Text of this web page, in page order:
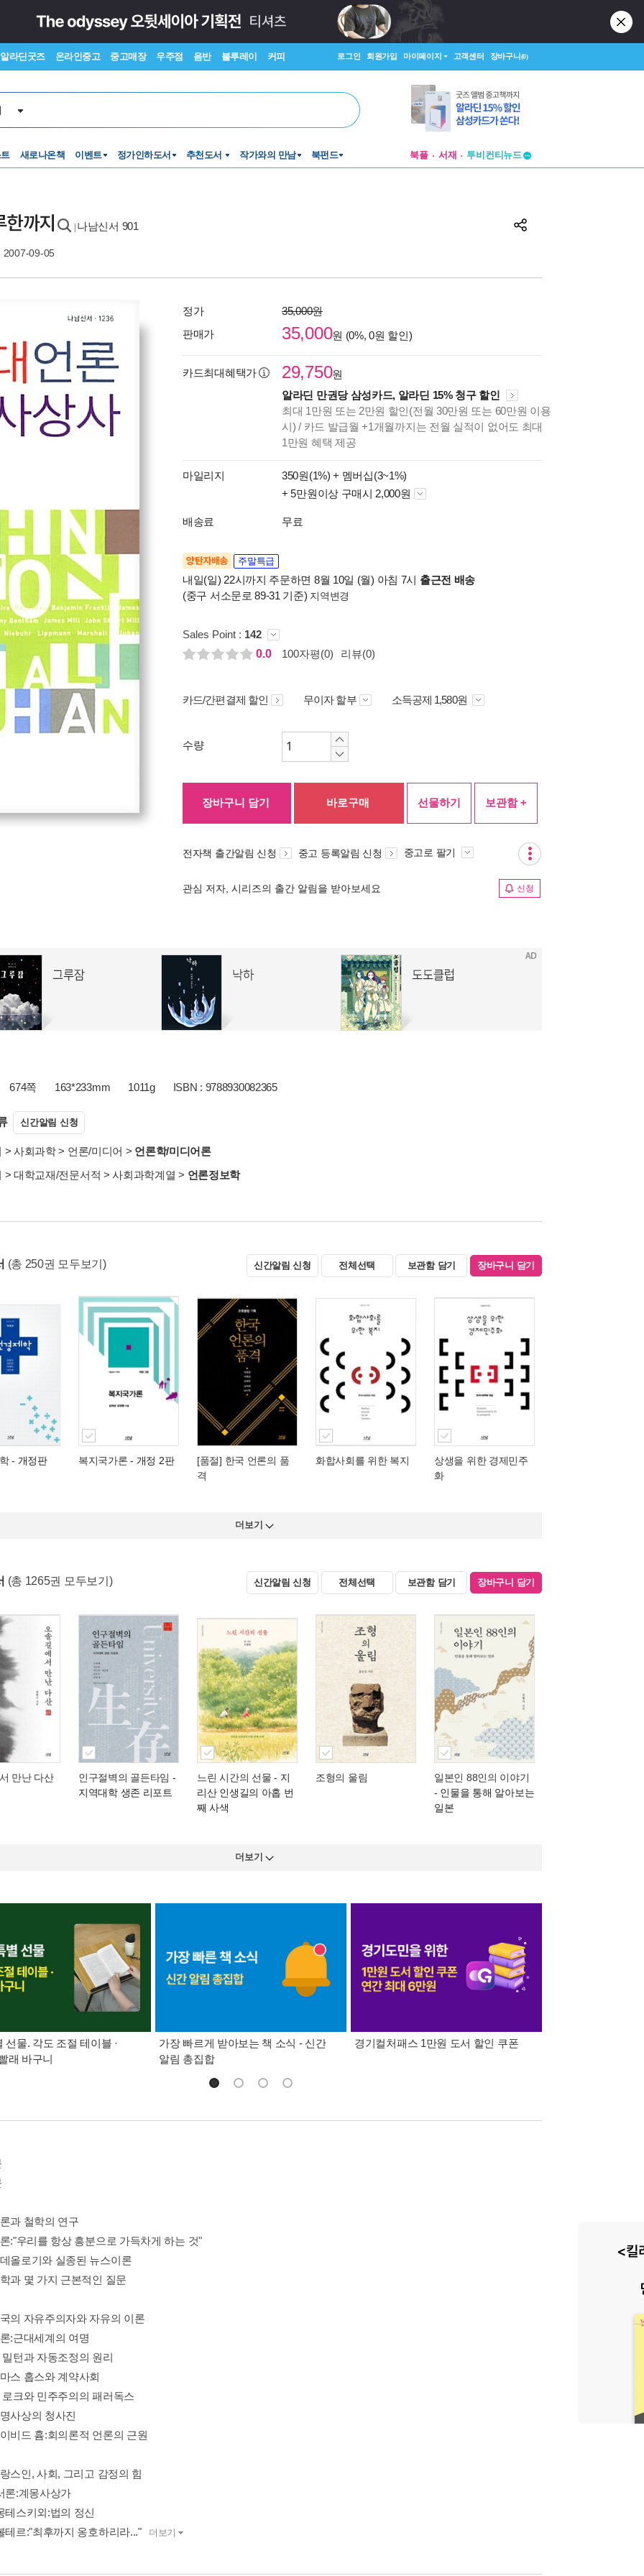
알라딘굿즈 온라인중고 중고매장 우주점 음반 블루레이 커피 로그인 회원가입 마이페이지 고객센터 장바구니(0)
새로나온책 이벤트 정가인하도서 추천도서 작가와의 만남 북펀드 북플 서재
창작플랫폼
까지 나남신서 901
2007-09-05
정가
35,000원
판매가
35,000원 (0%, 0원 할인)
카드최대혜택가 29,750원
알라딘 만권당 삼성카드, 알라딘 15% 청구 할인
최대 1만원 또는 2만원 할인(전월 30만원 또는 60만원 이용
시) / 카드 발급월 +1개월까지는 전월 실적이 없어도 최대
1만원 혜택 제공
마일리지 350원(1%) + 멤버십(3~1%)
+ 5만원이상 구매시 2,000원
배송료 무료
양탄자배송 주말특급
내일(일) 22시까지 주문하면 8월 10일 (월) 아침 7시 출근전 배송
(중구 서소문로 89-31 기준) 지역변경
Sales Point : 142
0.0
100자평(0) 리뷰(0)
카드/간편결제 할인 무이자 할부 소득공제 1,580원
수량
장바구니 담기 바로구매 선물하기 보관함 +
전자책 출간알림 신청 중고 등록알림 신청 중고로 팔기
관심 저자, 시리즈의 출간 알림을 받아보세요 신청
674쪽 163*233mm 1011g ISBN : 9788930082365
신간알림 신청
> 사회과학> 언론/미디어 > 언론학/미디어론
> 대학교재/전문서적 >사회과학계열 > 언론정보학
(총 250권 모두보기) 신간알림 신청 전체선택 보관함 담기 장바구니 담기
- 개정판 복지국가론 - 개정 2판
[품절] 한국 언론의 품
격
화합사회를 위한 복지
상생을 위한 경제민주
화
더보기
(총 1265권 모두보기) 신간알림 신청 전체선택 보관함 담기 장바구니 담기
만난 다산 인구절벽의 골든타임 -
지역대학 생존 리포트
느린 시간의 선물 - 지
리산 인생길의 아홉 번
째 사색
조형의 울림
일본인 88인의 이야기
- 인물을 통해 알아보는
일본
더보기
선물. 각도 조절 테이블 ·
래 바구니
가장 빠르게 받아보는 책 소식 - 신간
알림 총집합
경기컬처패스 1만원 도서 할인 쿠폰
과 철학의 연구
:"우리를 항상 흥분으로 가득차게 하는 것"
올로기와 실종된 뉴스이론
과 몇 가지 근본적인 질문
의 자유주의자와 자유의 이론
:근대세계의 여명
턴과 자동조정의 원리
스 홉스와 계약사회
크와 민주주의의 패러독스
사상의 청사진
비드 흄:회의론적 언론의 근원
스인, 사회, 그리고 감정의 힘
론:계몽사상가
테스키외:법의 정신
테르:"최후까지 옹호하리라..."
더보기